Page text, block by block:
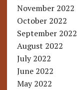
November 2022
October 2022
September 2022
August 2022
July 2022
June 2022
May 2022